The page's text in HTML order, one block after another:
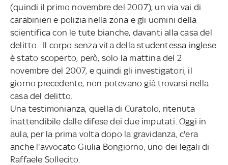
(quindi il primo novembre del 2007), un via vai di
carabinieri e polizia nella zona e gli uomini della
scientifica con le tute bianche, davanti alla casa del
delitto. Il corpo senza vita della studentessa inglese
è stato scoperto, però, solo la mattina del 2
novembre del 2007, e quindi gli investigatori, il
giorno precedente, non potevano già trovarsi nella
casa del delitto.
Una testimonianza, quella di Curatolo, ritenuta
inattendibile dalle difese dei due imputati. Oggi in
aula, per la prima volta dopo la gravidanza, c'era
anche l'avvocato Giulia Bongiorno, uno dei legali di
Raffaele Sollecito.